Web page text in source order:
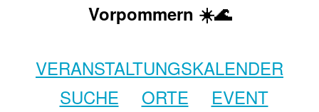
Vorpommern ☀️🌊
VERANSTALTUNGSKALENDER
SUCHE
ORTE
EVENT